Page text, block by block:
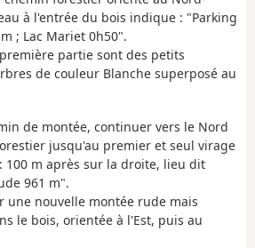
à l'entrée du bois indique : "Parking
; Lac Mariet 0h50".
partie sont des petits
de couleur Blanche superposé au
de montée, continuer vers le Nord
jusqu'au premier et seul virage
100 m après sur la droite, lieu dit
961 m".
une nouvelle montée rude mais
le bois, orientée à l'Est, puis au